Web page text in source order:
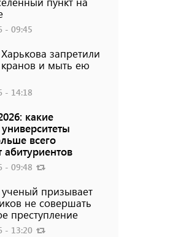
- 09:45
запретили
кранов и мыть ею
- 14:18
какие
всего
абитуриентов
- 09:48
призывает
не совершать
преступление
- 13:20